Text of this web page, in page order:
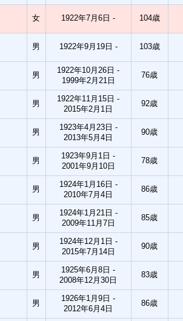
女 1922年7月6日 - 104歳
男 1922年9月19日 - 103歳
男
1922年10月26日 -
1999年2月21日
76歳
男
1922年11月15日 -
2015年2月1日
92歳
男
1923年4月23日 -
2013年5月4日
90歳
男
1923年9月1日 -
2001年9月10日
78歳
男
1924年1月16日 -
2010年7月4日
86歳
男
1924年1月21日 -
2009年11月7日
85歳
男
1924年12月1日 -
2015年7月14日
90歳
男
1925年6月8日 -
2008年12月30日
83歳
男
1926年1月9日 -
2012年6月4日
86歳